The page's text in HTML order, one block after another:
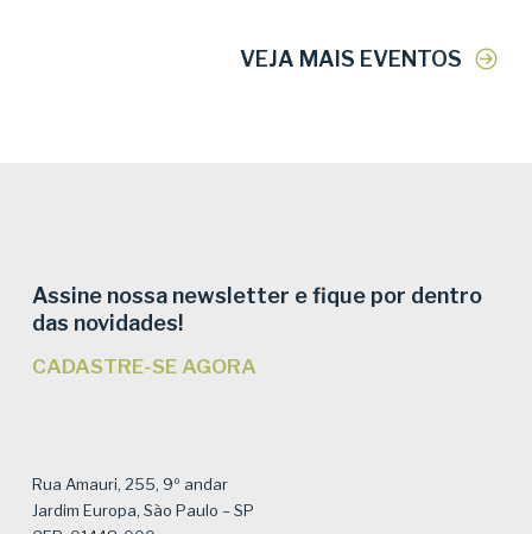
VEJA MAIS EVENTOS
Assine nossa newsletter e fique por dentro
das novidades!
CADASTRE-SE AGORA
Rua Amauri, 255, 9º andar
Jardim Europa, São Paulo – SP